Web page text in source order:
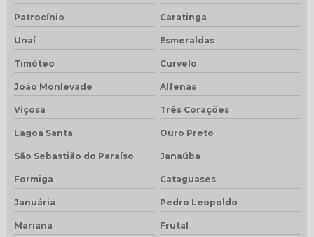
Patrocínio Caratinga
Unaí Esmeraldas
Timóteo Curvelo
João Monlevade Alfenas
Viçosa Três Corações
Lagoa Santa Ouro Preto
São Sebastião do Paraíso Janaúba
Formiga Cataguases
Januária Pedro Leopoldo
Mariana Frutal